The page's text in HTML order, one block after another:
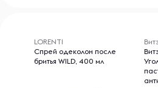
LORENTI
Спрей одеколон после
бритья WILD, 400 мл